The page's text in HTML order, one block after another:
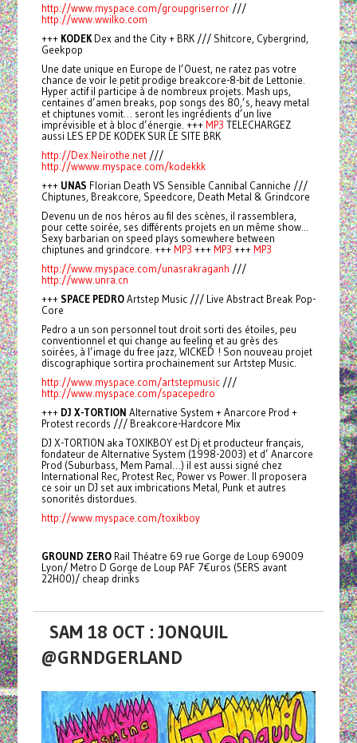
http://www.myspace.com/groupgriserror///
http://www.wwilko.com
+++ KODEKDex and the City + BRK /// Shitcore, Cybergrind,
Geekpop
Une date unique en Europe de l’Ouest, ne ratez pas votre
chance de voir le petit prodige breakcore-8-bit de Lettonie.
Hyper actif il participe à de nombreux projets. Mash ups,
centaines d’amen breaks, pop songs des 80,’s, heavy metal
et chiptunes vomit… seront les ingrédients d’un live
imprévisible et à bloc d’énergie. +++ MP3 TELECHARGEZ
aussi LES EP DE KODEK SUR LE SITE BRK
http://Dex.Neirothe.net///
http://wwww.myspace.com/kodekkk
+++ UNAS Florian Death VS Sensible Cannibal Canniche ///
Chiptunes, Breakcore, Speedcore, Death Metal & Grindcore
Devenu un de nos héros au fil des scènes, il rassemblera,
pour cette soirée, ses différents projets en un même show...
Sexy barbarian on speed plays somewhere between
chiptunes and grindcore. +++ MP3 +++ MP3 +++ MP3
http://www.myspace.com/unasrakraganh ///
http://www.unra.cn
+++ SPACE PEDROArtstep Music /// Live Abstract Break Pop-
Core
Pedro a un son personnel tout droit sorti des étoiles, peu
conventionnel et qui change au feeling et au grès des
soirées, à l’image du free jazz, WICKED ! Son nouveau projet
discographique sortira prochainement sur Artstep Music.
http://www.myspace.com/artstepmusic///
http://www.myspace.com/spacepedro
+++ DJ X-TORTION Alternative System + Anarcore Prod +
Protest records /// Breakcore-Hardcore Mix
DJ X-TORTION aka TOXIKBOY est Dj et producteur français,
fondateur de Alternative System (1998-2003) et d’ Anarcore
Prod (Suburbass, Mem Pamal…) il est aussi signé chez
International Rec, Protest Rec, Power vs Power. Il proposera
ce soir un DJ set aux imbrications Metal, Punk et autres
sonorités distordues.
http://www.myspace.com/toxikboy
GROUND ZERORail Théatre 69 rue Gorge de Loup 69009
Lyon/ Metro D Gorge de Loup PAF 7€uros (5ERS avant
22H00)/ cheap drinks
SAM 18 OCT : JONQUIL
@GRNDGERLAND